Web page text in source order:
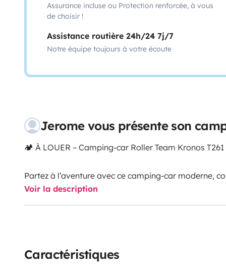
Assurance incluse ou Protection renforcée, à vous
de choisir !
Assistance routière 24h/24 7j/7
Notre équipe toujours à votre écoute
Jerome vous présente son
🏕️ À LOUER – Camping-car Roller Team Kronos
Partez à l’aventure avec ce camping-car moderne,
* 📏 Longueur : 6,99 m
Voir la description
Caractéristiques